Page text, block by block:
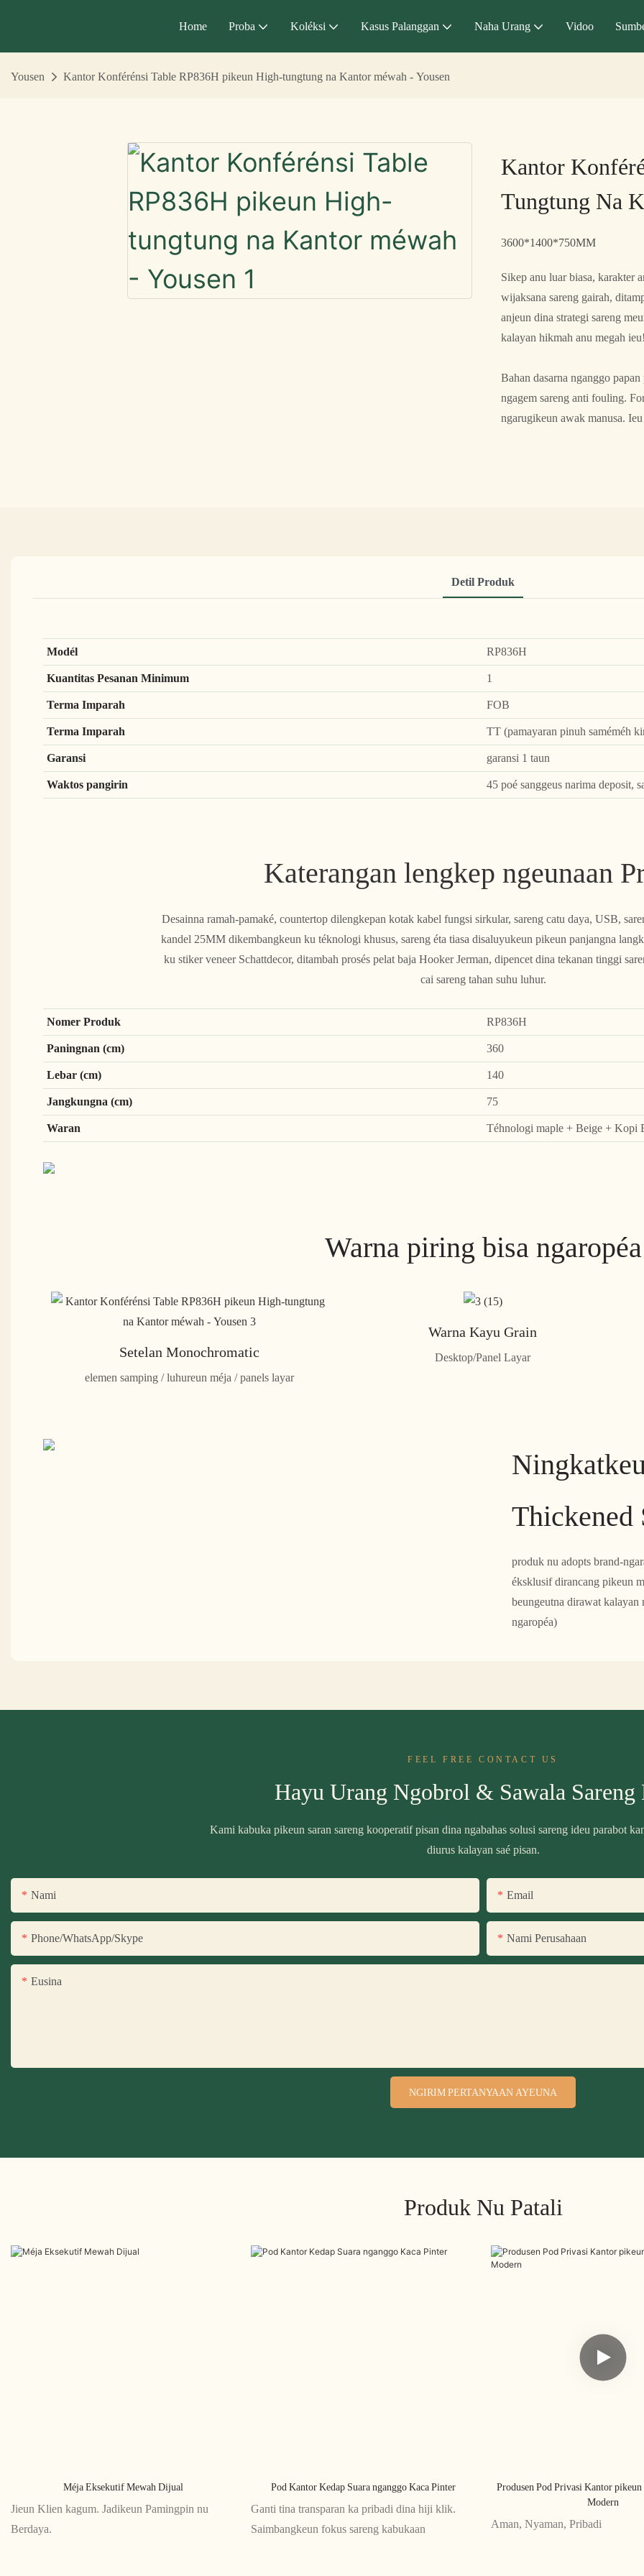
Home Proba Koléksi Kasus Palanggan Naha Urang Vidoo
Yousen Kantor Konférénsi Table RP836H pikeun High-tungtung na Kantor méwah - Yousen
Kantor
Tungtung Na
3600*1400*750MM
Sikep anu luar biasa, karakter
wijaksana sareng gairah,
anjeun dina strategi sareng
kalayan hikmah anu megah ieu!
Bahan dasarna nganggo
ngagem sareng anti fouling.
ngarugikeun awak manusa.
Detil Produk
Modél
RP836H
Kuantitas Pesanan Minimum
1
Terma Imparah
FOB
Terma Imparah
TT (pamayaran pinuh saméméh
Garansi
garansi 1 taun
Waktos pangirin
45 poé sanggeus narima deposit,
Katerangan lengkep ngeunaan
Desainna ramah-pamaké, countertop dilengkepan kotak kabel fungsi sirkular, sareng catu daya, USB,
kandel 25MM dikembangkeun ku téknologi khusus, sareng éta tiasa disaluyukeun pikeun panjangna
ku stiker veneer Schattdecor, ditambah prosés pelat baja Hooker Jerman, dipencet dina tekanan tinggi
cai sareng tahan suhu luhur.
Nomer Produk
RP836H
Paningnan (cm)
360
Lebar (cm)
140
Jangkungna (cm)
75
Waran
Téhnologi maple + Beige + Kopi
Warna piring bisa ngaropéa
Setelan Monochromatic
elemen samping / luhureun méja / panels layar
Warna Kayu Grain
Desktop/Panel Layar
Thickened
produk nu adopts brand-
éksklusif dirancang pikeun
beungeutna dirawat
ngaropéa)
FEEL FREE CONTACT US
Hayu Urang Ngobrol & Sawala Sareng
Kami kabuka pikeun saran sareng kooperatif pisan dina ngabahas solusi sareng ideu parabot
diurus kalayan saé pisan.
Nami Email
Phone/WhatsApp/Skype Nami Perusahaan
Eusina
NGIRIM PERTANYAAN AYEUNA
Produk Nu Patali
Méja Eksekutif Mewah Dijual
Jieun Klien kagum. Jadikeun Pamingpin nu
Berdaya.
Pod Kantor Kedap Suara nganggo Kaca Pinter
Ganti tina transparan ka pribadi dina hiji klik.
Saimbangkeun fokus sareng kabukaan
Produsen Pod Privasi Kantor
Modern
Aman, Nyaman, Pribadi